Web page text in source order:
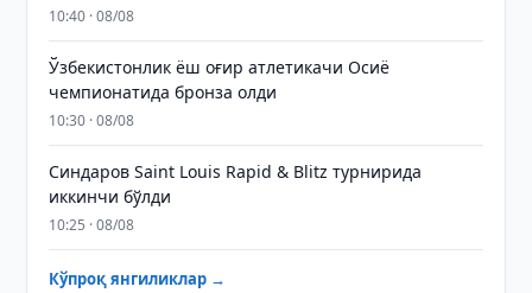
10:40 · 08/08
Ўзбекистонлик ёш оғир атлетикачи Осиё
чемпионатида бронза олди
10:30 · 08/08
Синдаров Saint Louis Rapid & Blitz турнирида
иккинчи бўлди
10:25 · 08/08
Кўпроқ янгиликлар →